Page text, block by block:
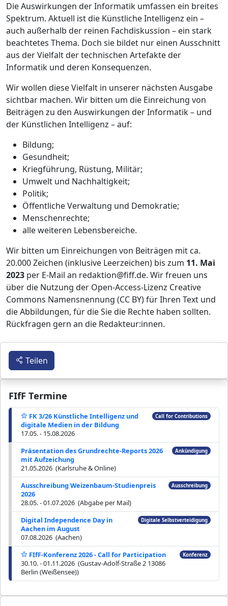
Die Auswirkungen der Informatik umfassen ein breites
Spektrum. Aktuell ist die Künstliche Intelligenz ein –
auch außerhalb der reinen Fachdiskussion – ein stark
beachtetes Thema. Doch sie bildet nur einen Ausschnitt
aus der Vielfalt der technischen Artefakte der
Informatik und deren Konsequenzen.
Wir wollen diese Vielfalt in unserer nächsten Ausgabe
sichtbar machen. Wir bitten um die Einreichung von
Beiträgen zu den Auswirkungen der Informatik – und
der Künstlichen Intelligenz – auf:
Bildung;
Gesundheit;
Kriegführung, Rüstung, Militär;
Umwelt und Nachhaltigkeit;
Politik;
Öffentliche Verwaltung und Demokratie;
Menschenrechte;
alle weiteren Lebensbereiche.
Wir bitten um Einreichungen von Beiträgen mit ca.
20.000 Zeichen (inklusive Leerzeichen) bis zum 11. Mai
2023 per E-Mail an redaktion@fiff.de. Wir freuen uns
über die Nutzung der Open-Access-Lizenz Creative
Commons Namensnennung (CC BY) für Ihren Text und
die Abbildungen, für die Sie die Rechte haben sollten.
Rückfragen gern an die Redakteur:innen.
FIfF Termine
FK 3/26 Künstliche Intelligenz und
digitale Medien in der Bildung
17.05. - 15.08.2026
Call for Contributions
Präsentation des Grundrechte-Reports 2026
mit Aufzeichung
21.05.2026 (Karlsruhe & Online)
Ankündigung
Ausschreibung Weizenbaum-Studienpreis
2026
28.05. - 01.07.2026 (Abgabe per Mail)
Ausschreibung
Digital Independence Day in
Aachen im August
07.08.2026 (Aachen)
Digitale Selbstverteidigung
FIfF-Konferenz 2026 - Call for Participation
30.10. - 01.11.2026 (Gustav-Adolf-Straße 2 13086
Berlin (Weißensee))
Konferenz
Teilen